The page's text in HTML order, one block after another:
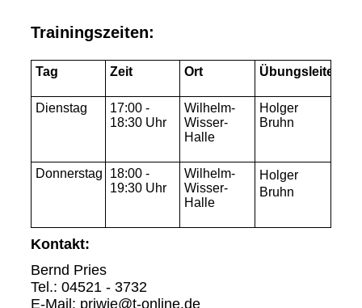
Trainingszeiten:
Tag Zeit Ort Übungsleiter
Dienstag
17:00 -
18:30 Uhr
Wilhelm-
Wisser-
Halle
Holger
Bruhn
Donnerstag
18:00 -
19:30 Uhr
Wilhelm-
Wisser-
Halle
Holger
Bruhn
Kontakt:
Bernd Pries
Tel.: 04521 - 3732
E-Mail: priwie@t-online.de